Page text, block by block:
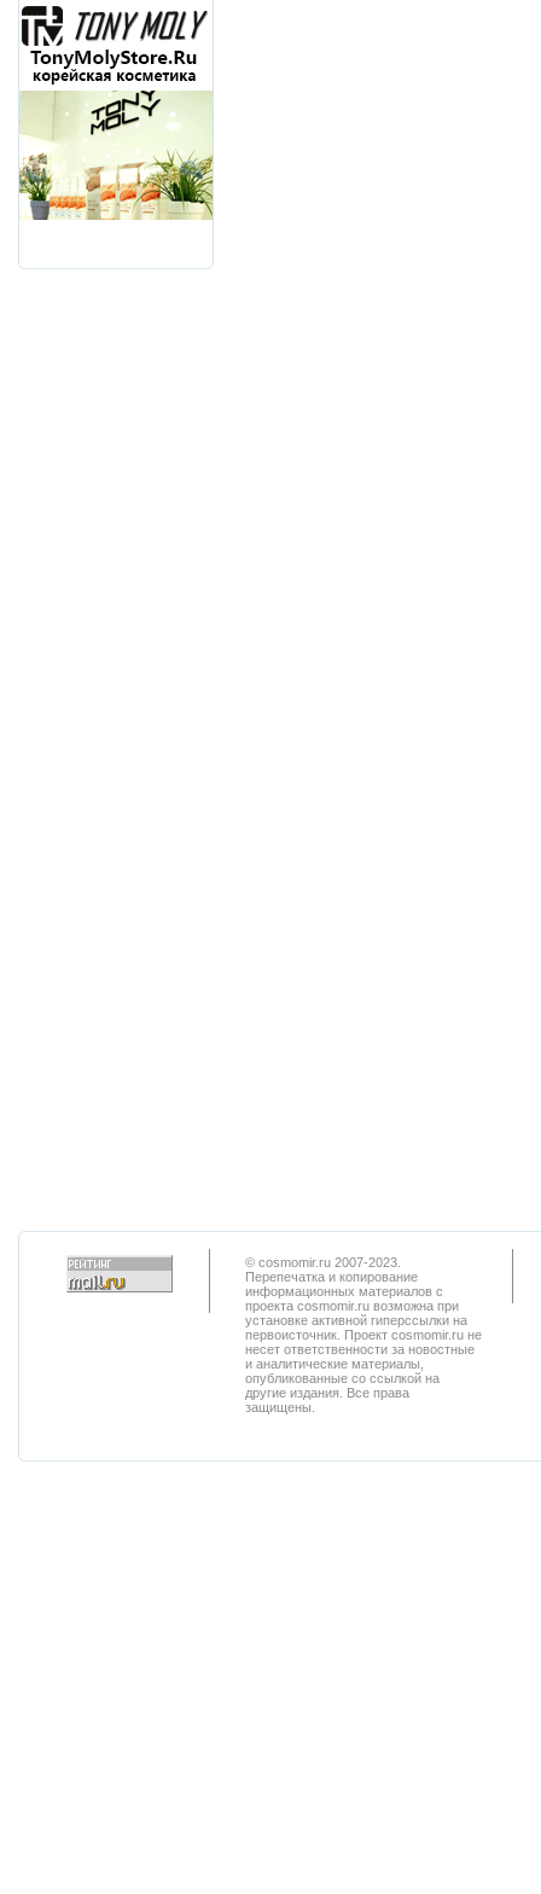
© cosmomir.ru 2007-2023.
Перепечатка и копирование
информационных материалов с
проекта cosmomir.ru возможна при
установке активной гиперссылки на
первоисточник. Проект cosmomir.ru не
несет ответственности за новостные
и аналитические материалы,
опубликованные со ссылкой на
другие издания. Все права
защищены.